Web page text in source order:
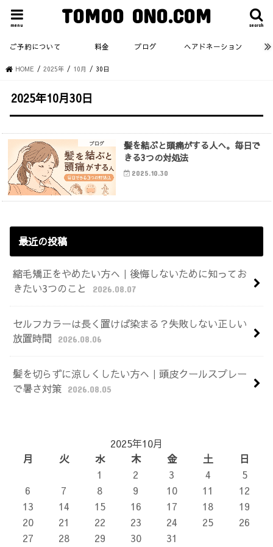
TOMOO ONO.COM search
menu
ご予約について 料金 ブログ ヘアドネーション
HOME 2025年 10月 30日
2025年10月30日
ブログ
髪を結ぶと頭痛がする人へ。毎日で
きる3つの対処法
2025.10.30
最近の投稿
縮毛矯正をやめたい方へ｜後悔しないために知ってお
きたい3つのこと
2026.08.07
セルフカラーは長く置けば染まる？失敗しない正しい
放置時間
2026.08.06
髪を切らずに涼しくしたい方へ｜頭皮クールスプレー
で暑さ対策
2026.08.05
2025年10月
月
火 水 木 金 土
日
1
2 3 4
5
6
7 8 9 10 11
12
13
14 15 16 17 18
19
20
21 22 23 24 25
26
27
28 29 30
31